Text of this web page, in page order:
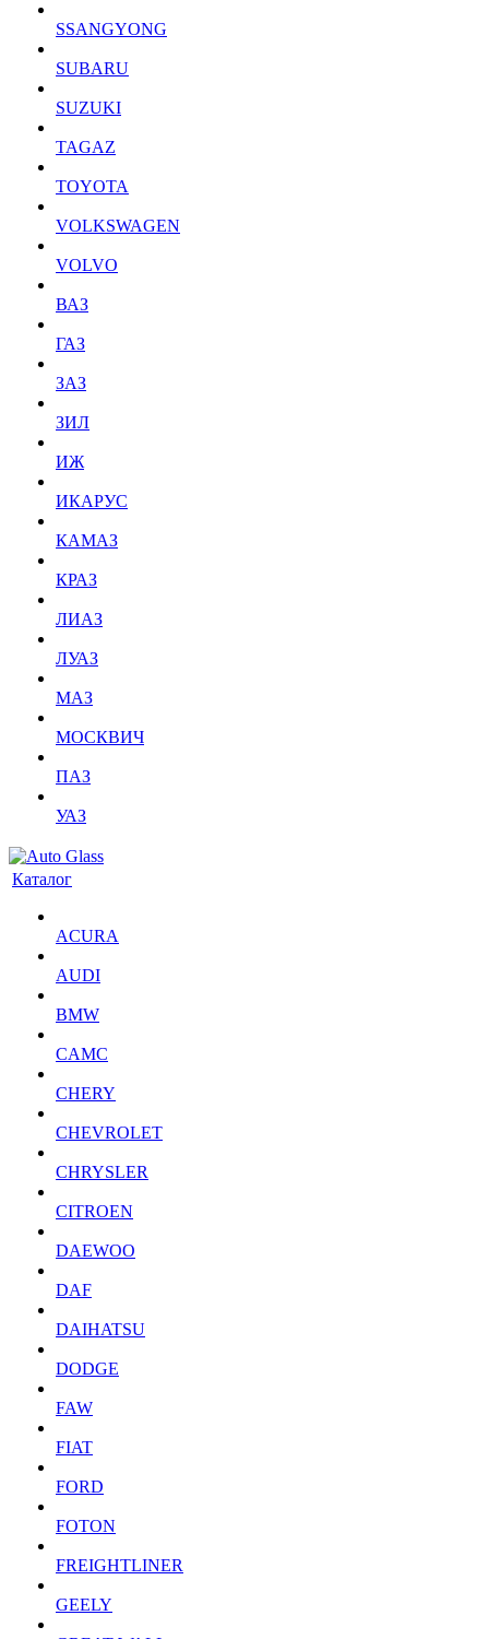
SSANGYONG
SUBARU
SUZUKI
TAGAZ
TOYOTA
VOLKSWAGEN
VOLVO
ВАЗ
ГАЗ
ЗАЗ
ЗИЛ
ИЖ
ИКАРУС
КАМАЗ
КРАЗ
ЛИАЗ
ЛУАЗ
МАЗ
МОСКВИЧ
ПАЗ
УАЗ
Каталог
ACURA
AUDI
BMW
CAMC
CHERY
CHEVROLET
CHRYSLER
CITROEN
DAEWOO
DAF
DAIHATSU
DODGE
FAW
FIAT
FORD
FOTON
FREIGHTLINER
GEELY